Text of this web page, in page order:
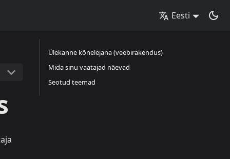
Eesti
Ülekanne kõnelejana (veebirakendus)
Mida sinu vaatajad näevad
Seotud teemad